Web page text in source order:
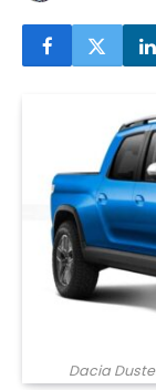
Dacia